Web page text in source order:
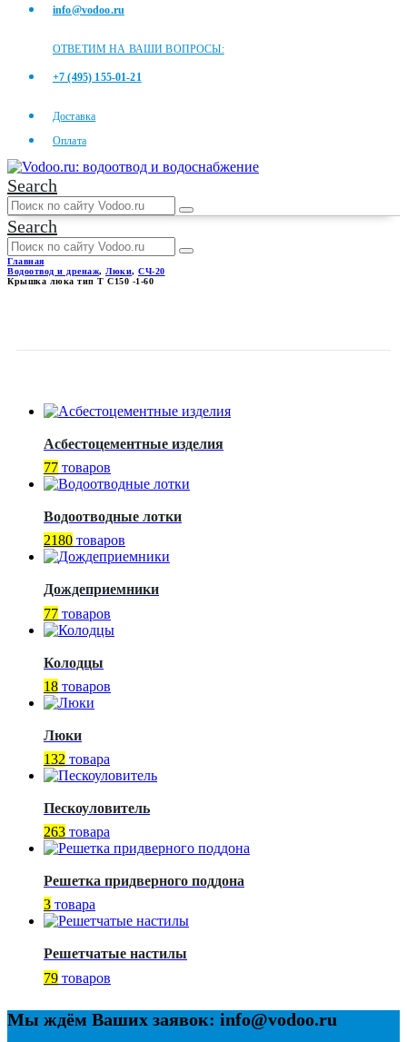
info@vodoo.ru
ОТВЕТИМ НА ВАШИ ВОПРОСЫ:
+7 (495) 155-01-21
Доставка
Оплата
Search
Search
Главная
Водоотвод и дренаж, Люки, СЧ-20
Крышка люка тип Т С150 -1-60
Асбестоцементные изделия
77 товаров
Водоотводные лотки
2180 товаров
Дождеприемники
77 товаров
Колодцы
18 товаров
Люки
132 товара
Пескоуловитель
263 товара
Решетка придверного поддона
3 товара
Решетчатые настилы
79 товаров
Мы ждём Ваших заявок: info@vodoo.ru